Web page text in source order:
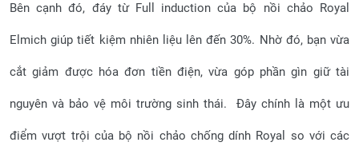
Bên cạnh đó, đáy từ Full induction của bộ nồi chảo Royal
Elmich giúp tiết kiệm nhiên liệu lên đến 30%. Nhờ đó, bạn vừa
cắt giảm được hóa đơn tiền điện, vừa góp phần gìn giữ tài
nguyên và bảo vệ môi trường sinh thái. Đây chính là một ưu
điểm vượt trội của bộ nồi chảo chống dính Royal so với các